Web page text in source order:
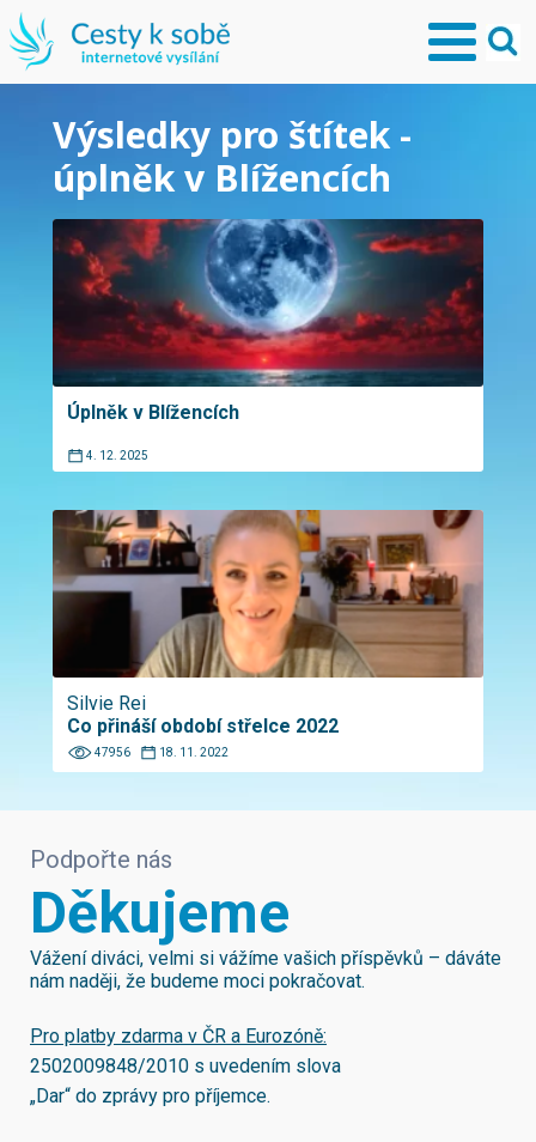
Výsledky pro štítek -
úplněk v Blížencích
Úplněk v Blížencích
4. 12. 2025
Silvie Rei
Co přináší období střelce 2022
47956 18. 11. 2022
Podpořte nás
Děkujeme
Vážení diváci, velmi si vážíme vašich příspěvků – dáváte
nám naději, že budeme moci pokračovat.
Pro platby zdarma v ČR a Eurozóně:
2502009848/2010 s uvedením slova
„Dar“ do zprávy pro příjemce.